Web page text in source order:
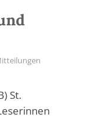
St.